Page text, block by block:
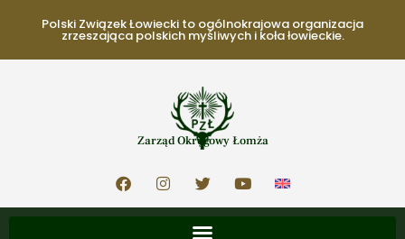
Polski Związek Łowiecki to ogólnokrajowa organizacja
zrzeszająca polskich myśliwych i koła łowieckie.
Zarząd Okręgowy Łomża